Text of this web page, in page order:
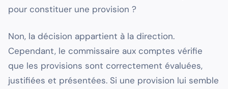
pour constituer une provision ?
Non, la décision appartient à la direction.
Cependant, le commissaire aux comptes vérifie
que les provisions sont correctement évaluées,
justifiées et présentées. Si une provision lui semble